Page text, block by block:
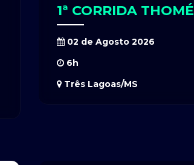
1ª CORRIDA THOMÉ
02 de Agosto 2026
6h
Três Lagoas/MS